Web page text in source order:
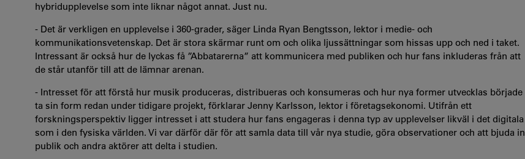
hybridupplevelse som inte liknar något annat. Just nu.
- Det är verkligen en upplevelse i 360-grader, säger Linda Ryan Bengtsson, lektor i medie- och
kommunikationsvetenskap. Det är stora skärmar runt om och olika ljussättningar som hissas upp och ned i taket.
Intressant är också hur de lyckas få ”Abbatarerna” att kommunicera med publiken och hur fans inkluderas från att
de står utanför till att de lämnar arenan.
- Intresset för att förstå hur musik produceras, distribueras och konsumeras och hur nya former utvecklas började
ta sin form redan under tidigare projekt, förklarar Jenny Karlsson, lektor i företagsekonomi. Utifrån ett
forskningsperspektiv ligger intresset i att studera hur fans engageras i denna typ av upplevelser likväl i det digitala
som i den fysiska världen. Vi var därför där för att samla data till vår nya studie, göra observationer och att bjuda in
publik och andra aktörer att delta i studien.